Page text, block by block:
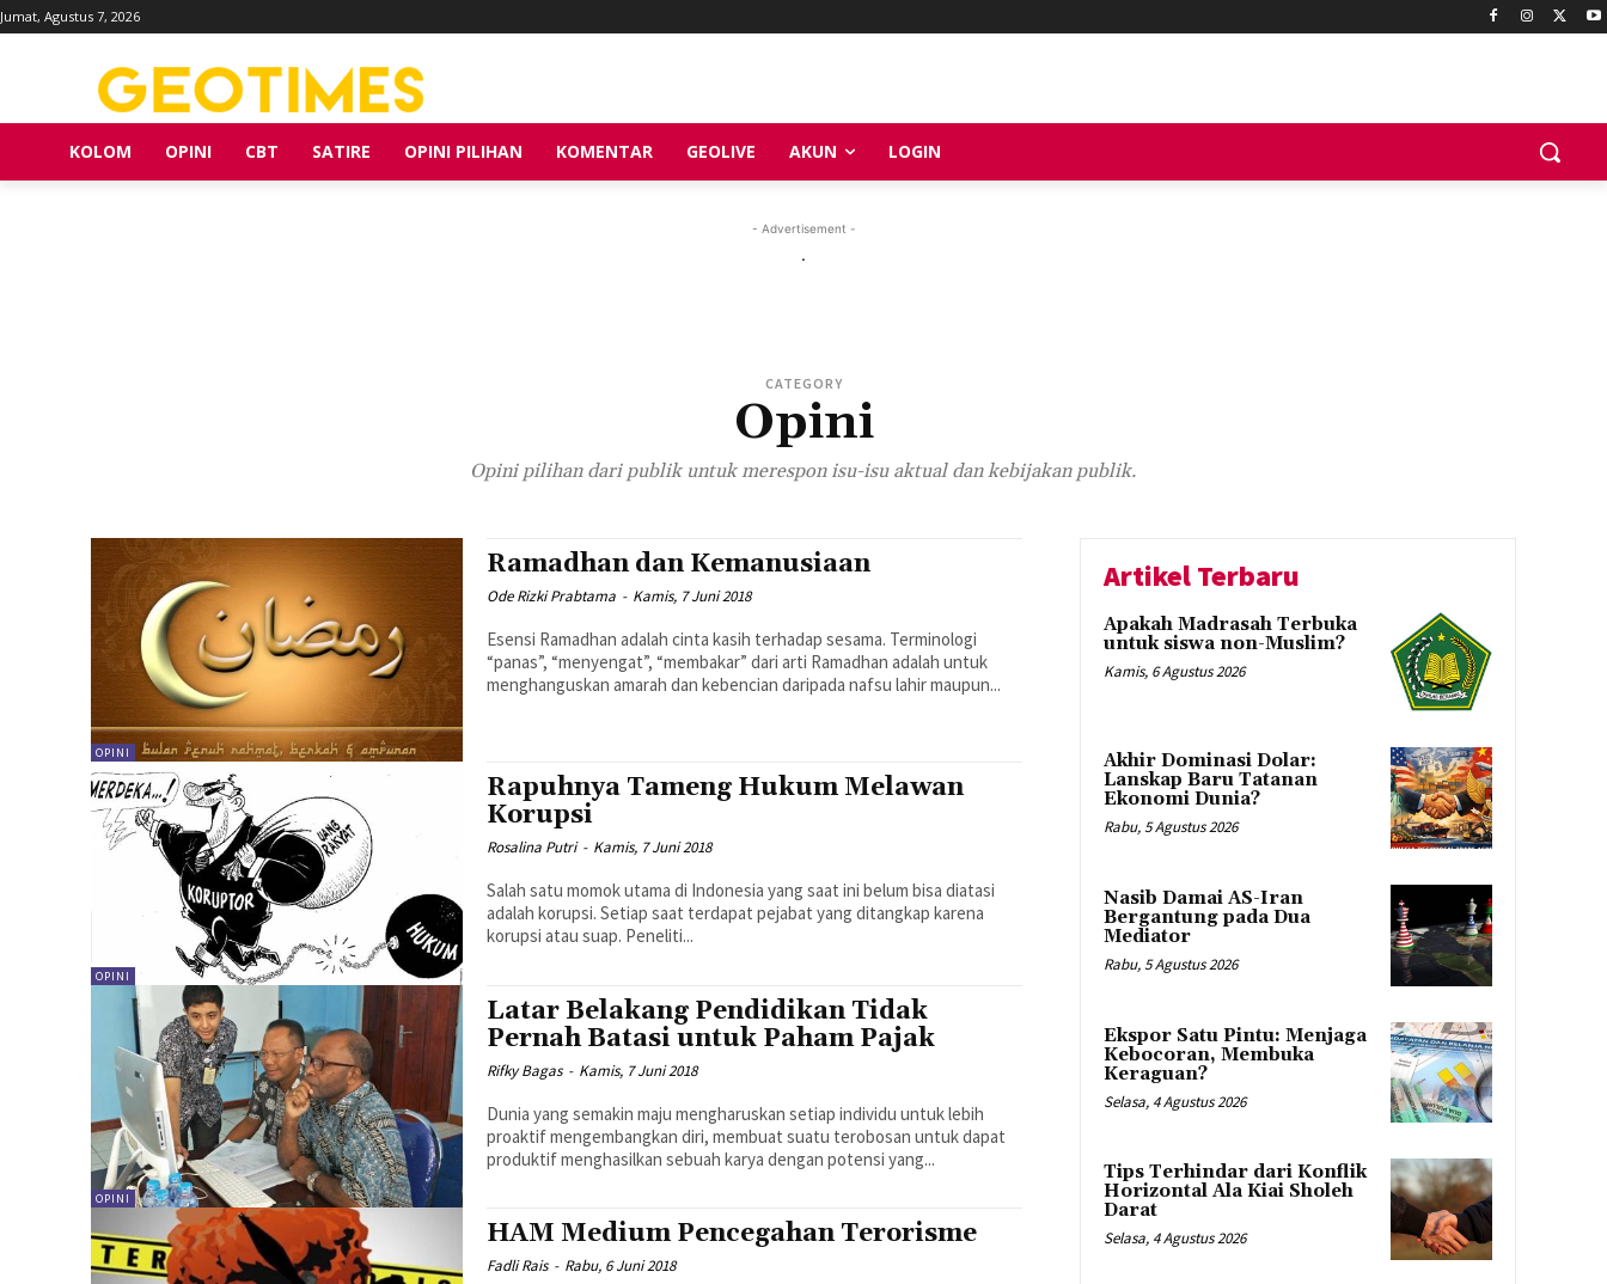
Jumat, Agustus 7, 2026
KOLOM OPINI CBT SATIRE OPINI PILIHAN KOMENTAR GEOLIVE AKUN LOGIN
- Advertisement -
.
CATEGORY
Opini
Opini pilihan dari publik untuk merespon isu-isu aktual dan kebijakan publik.
OPINI
Ramadhan dan Kemanusiaan
Ode Rizki Prabtama - Kamis, 7 Juni 2018
Esensi Ramadhan adalah cinta kasih terhadap sesama. Terminologi
“panas”, “menyengat”, “membakar” dari arti Ramadhan adalah untuk
menghanguskan amarah dan kebencian daripada nafsu lahir maupun...
OPINI
Rapuhnya Tameng Hukum Melawan
Korupsi
Rosalina Putri - Kamis, 7 Juni 2018
Salah satu momok utama di Indonesia yang saat ini belum bisa diatasi
adalah korupsi. Setiap saat terdapat pejabat yang ditangkap karena
korupsi atau suap. Peneliti...
OPINI
Latar Belakang Pendidikan Tidak
Pernah Batasi untuk Paham Pajak
Rifky Bagas - Kamis, 7 Juni 2018
Dunia yang semakin maju mengharuskan setiap individu untuk lebih
proaktif mengembangkan diri, membuat suatu terobosan untuk dapat
produktif menghasilkan sebuah karya dengan potensi yang...
HAM Medium Pencegahan Terorisme
Fadli Rais - Rabu, 6 Juni 2018
Artikel Terbaru
Apakah Madrasah Terbuka
untuk siswa non-Muslim?
Kamis, 6 Agustus 2026
Akhir Dominasi Dolar:
Lanskap Baru Tatanan
Ekonomi Dunia?
Rabu, 5 Agustus 2026
Nasib Damai AS-Iran
Bergantung pada Dua
Mediator
Rabu, 5 Agustus 2026
Ekspor Satu Pintu: Menjaga
Kebocoran, Membuka
Keraguan?
Selasa, 4 Agustus 2026
Tips Terhindar dari Konflik
Horizontal Ala Kiai Sholeh
Darat
Selasa, 4 Agustus 2026